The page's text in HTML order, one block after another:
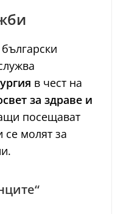
в чест на
за здраве и
посещават
се молят за